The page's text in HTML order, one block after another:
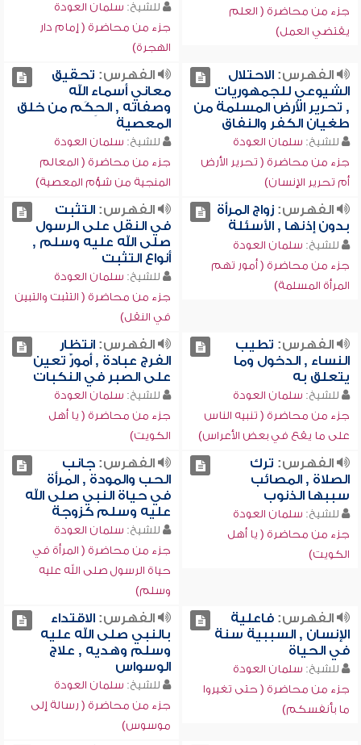
جزء من محاضرة ( العلم
يقتضي العمل)
للشيخ: سلمان العودة
جزء من محاضرة ( إمام دار
الهجرة)
الفهرس:الاحتلال
الشيوعي للجمهوريات
, تحرير الأرض المسلمة من
طغيان الكفر والنفاق
للشيخ: سلمان العودة
جزء من محاضرة ( تحرير الأرض
أم تحرير الإنسان)
الفهرس: تحقيق
معاني أسماء الله
وصفاته , الحِكَم من خلق
المعصية
للشيخ: سلمان العودة
جزء من محاضرة ( المعالم
المنجية من شؤم المعصية)
الفهرس:زواج المرأة
بدون إذنها , الأسئلة
للشيخ: سلمان العودة
جزء من محاضرة ( أمور تهم
المرأة المسلمة)
الفهرس:التثبت
في النقل على الرسول
صلى الله عليه وسلم ,
أنواع التثبت
للشيخ: سلمان العودة
جزء من محاضرة ( التثبت والتبين
في النقل)
الفهرس: تطيب
النساء , الدخول وما
يتعلق به
للشيخ: سلمان العودة
جزء من محاضرة ( تنبيه الناس
على ما يقع في بعض الأعراس)
الفهرس:انتظار
الفرج عبادة , أمورٌ تعين
على الصبر في النكبات
للشيخ: سلمان العودة
جزء من محاضرة ( يا أهل
الكويت)
الفهرس: ترك
الصلاة , المصائب
سببها الذنوب
للشيخ: سلمان العودة
جزء من محاضرة ( يا أهل
الكويت)
الفهرس:جانب
الحب والمودة , المرأة
في حياة النبي صلى الله
عليه وسلم كزوجة
للشيخ: سلمان العودة
جزء من محاضرة ( المرأة في
حياة الرسول صلى الله عليه
وسلم)
الفهرس:فاعلية
الإنسان , السببية سنة
في الحياة
للشيخ: سلمان العودة
جزء من محاضرة ( حتى تغيروا
ما بأنفسكم)
الفهرس:الاقتداء
بالنبي صلى الله عليه
وسلم وهديه , علاج
الوسواس
للشيخ: سلمان العودة
جزء من محاضرة ( رسالة إلى
موسوس)